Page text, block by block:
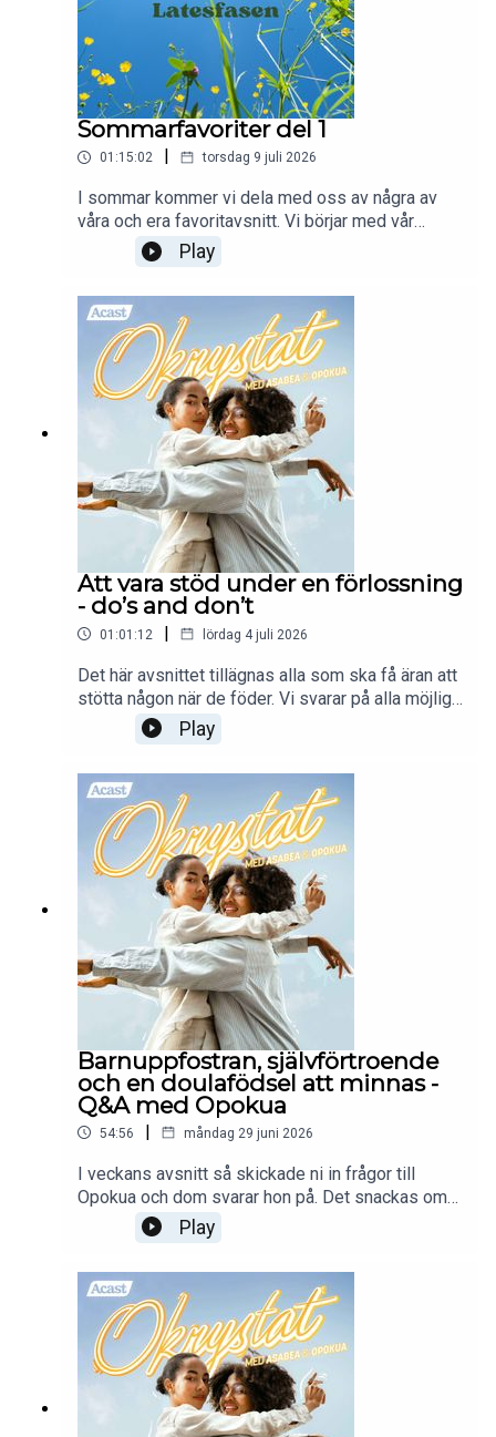
Sommarfavoriter del 1
01:15:02 torsdag 9 juli 2026
I sommar kommer vi dela med oss av några av
våra och era favoritavsnitt. Vi börjar med vår
temaserie Födselns faser. Först ut, Latensfasen!
Play
Att vara stöd under en förlossning
- do’s and don’t
01:01:12 | lördag 4 juli 2026
Det här avsnittet tillägnas alla som ska få äran att
stötta någon när de föder. Vi svarar på alla möjliga
frågor om hur man är en bra stödperson under
födandet och vad man gärna kan undvika. Enjoy!
Play
Barnuppfostran, självförtroende
och en doulafödsel att minnas -
Q&A med Opokua
54:56 | måndag 29 juni 2026
I veckans avsnitt så skickade ni in frågor till
Opokua och dom svarar hon på. Det snackas om
självförtroende, barnuppfostran, en doulafödsel
att minnas och mycket mer. Enjoy!
Play